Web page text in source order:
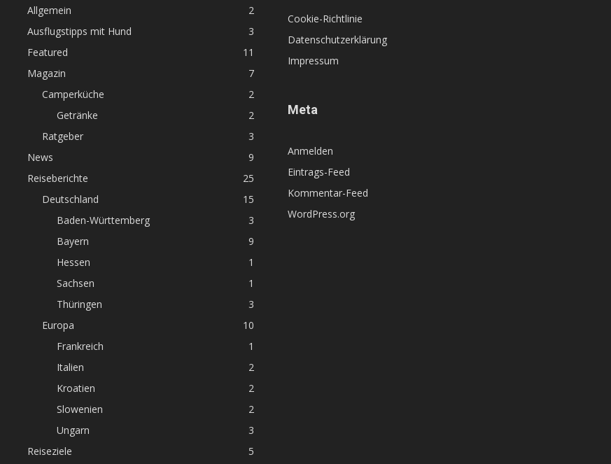
Allgemein
2
Ausflugstipps mit Hund
3
Featured
11
Magazin
7
Camperküche
2
Getränke
2
Ratgeber
3
News
9
Reiseberichte
25
Deutschland
15
Baden-Württemberg
3
Bayern
9
Hessen
1
Sachsen
1
Thüringen
3
Europa
10
Frankreich
1
Italien
2
Kroatien
2
Slowenien
2
Ungarn
3
Reiseziele
5
Cookie-Richtlinie
Datenschutzerklärung
Impressum
Meta
Anmelden
Eintrags-Feed
Kommentar-Feed
WordPress.org